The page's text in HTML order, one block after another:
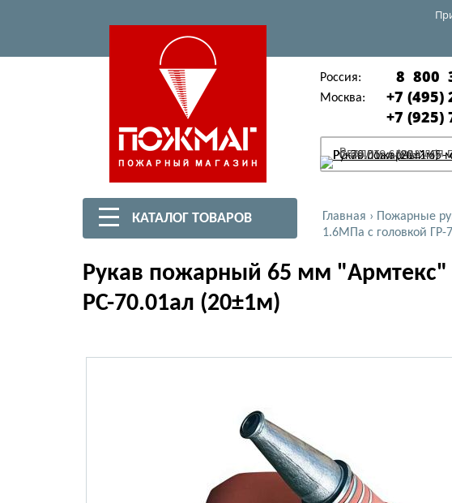
Россия: 8 800
Москва:
+7 (495)
+7 (925)
Введите слова для
КАТАЛОГ ТОВАРОВ Главная › Пожарные
1.6МПа с головкой ГР-
Рукав пожарный 65 мм "Армтекс"
РС-70.01ал (20±1м)